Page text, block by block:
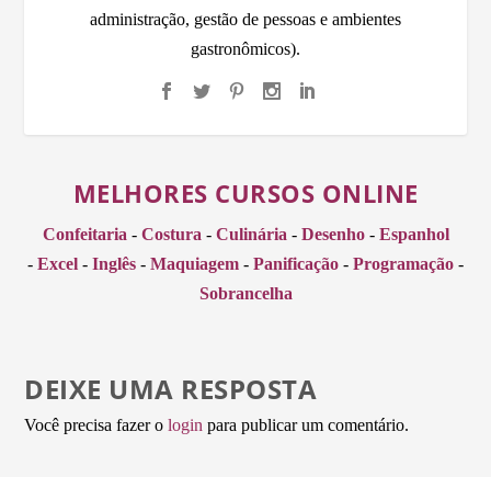
administração, gestão de pessoas e ambientes
gastronômicos).
MELHORES CURSOS ONLINE
Confeitaria - Costura - Culinária - Desenho- Espanhol
- Excel - Inglês - Maquiagem - Panificação - Programação -
Sobrancelha
DEIXE UMA RESPOSTA
Você precisa fazer ologin para publicar um comentário.